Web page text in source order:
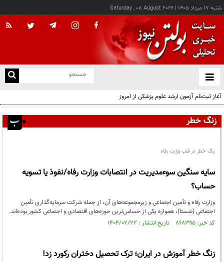
شنبه ۱۷ مرداد ۱۴۰۵ |
Saturday , 08 August 2026
باز
و
آغاز ثبت‌نام آزمون ارشد علوم پزشکی از امروز
زنگ خطر
زنگ خطر در قلب وزارت رفاه
سایه سنگین سوءمدیریت در انتصابات وزارت رفاه/نفوذ یا تسویه
حساب؟
وزارت رفاه و تأمین اجتماعی و زیرمجموعه‌های آن، از جمله شرکت سرمایه‌گذاری تأمین
اجتماعی (شستا)، همواره یکی از حساس‌ترین حوزه‌های اقتصادی و اجتماعی کشور بوده‌اند.
کد خبر: ۸۶۸۳۹۵ تاریخ انتشار : ۱۴۰۴/۰۲/۲۲
زنگ خطر آموزش در ایران؛ ترک تحصیل دختران رکورد زد!